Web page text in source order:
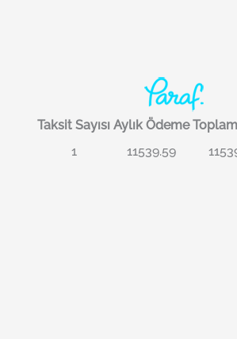
Taksit Sayısı Aylık Ödeme
1
11539.59